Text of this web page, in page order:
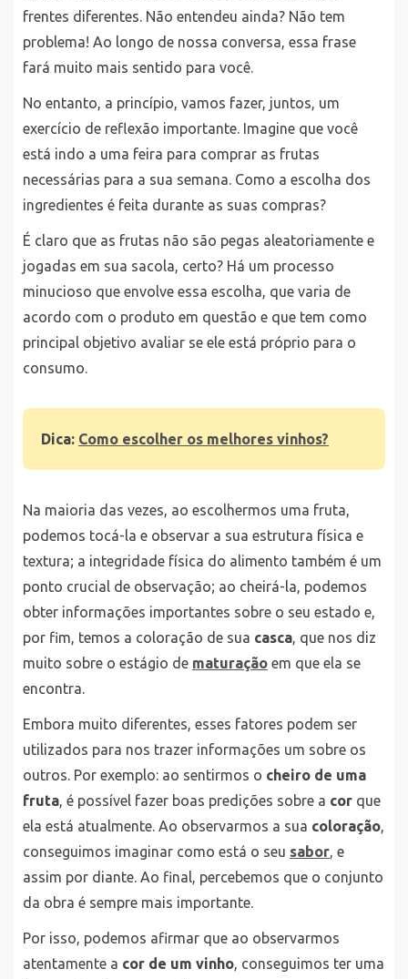
frentes diferentes. Não entendeu ainda? Não tem
problema! Ao longo de nossa conversa, essa frase
fará muito mais sentido para você.
No entanto, a princípio, vamos fazer, juntos, um
exercício de reflexão importante. Imagine que você
está indo a uma feira para comprar as frutas
necessárias para a sua semana. Como a escolha dos
ingredientes é feita durante as suas compras?
É claro que as frutas não são pegas aleatoriamente e
jogadas em sua sacola, certo? Há um processo
minucioso que envolve essa escolha, que varia de
acordo com o produto em questão e que tem como
principal objetivo avaliar se ele está próprio para o
consumo.
Dica: Como escolher os melhores vinhos?
Na maioria das vezes, ao escolhermos uma fruta,
podemos tocá-la e observar a sua estrutura física e
textura; a integridade física do alimento também é um
ponto crucial de observação; ao cheirá-la, podemos
obter informações importantes sobre o seu estado e,
por fim, temos a coloração de sua casca, que nos diz
muito sobre o estágio de maturação em que ela se
encontra.
Embora muito diferentes, esses fatores podem ser
utilizados para nos trazer informações um sobre os
outros. Por exemplo: ao sentirmos o cheiro de uma
fruta, é possível fazer boas predições sobre a cor que
ela está atualmente. Ao observarmos a sua coloração,
conseguimos imaginar como está o seu sabor, e
assim por diante. Ao final, percebemos que o conjunto
da obra é sempre mais importante.
Por isso, podemos afirmar que ao observarmos
atentamente a cor de um vinho, conseguimos ter uma